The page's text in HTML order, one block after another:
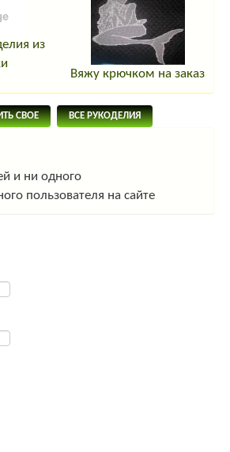
из
Вяжу крючком на заказ
СВОЕ ВСЕ РУКОДЕЛИЯ
и ни одного
пользователя на сайте